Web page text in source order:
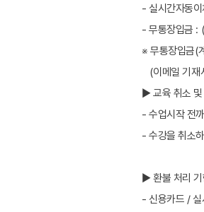
- 실시간자동
- 무통장입금 :
※ 무통장입금(
(이메일 기재
▶ 교육 취소 및
- 수업시작 전
- 수강을 취소
▶ 환불 처리 기
- 신용카드 / 실